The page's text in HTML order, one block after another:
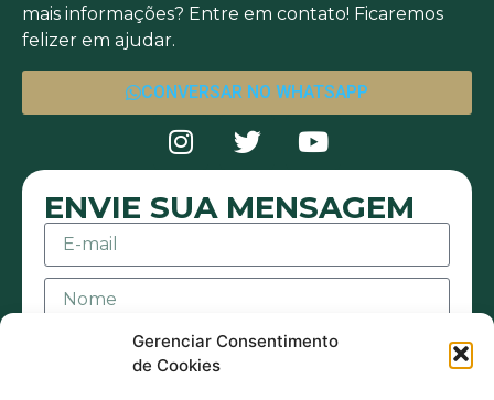
Gerenciar Consentimento
de Cookies
mais informações? Entre em contato! Ficaremos
felizer em ajudar.
CONVERSAR NO WHATSAPP
ENVIE SUA MENSAGEM